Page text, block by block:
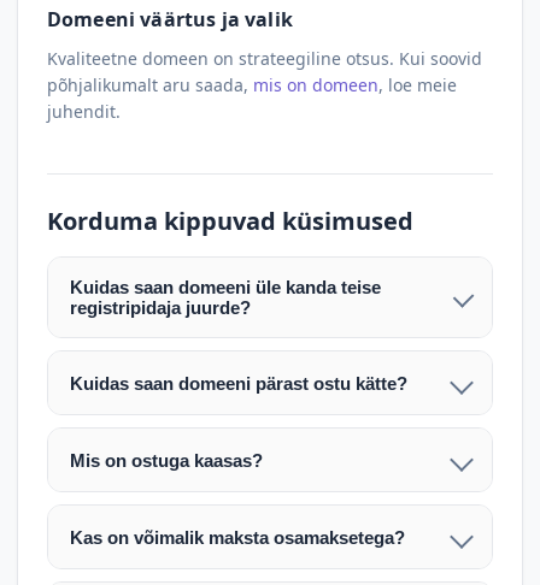
Domeeni väärtus ja valik
Kvaliteetne domeen on strateegiline otsus. Kui soovid
põhjalikumalt aru saada, mis on domeen, loe meie
juhendit.
Korduma kippuvad küsimused
Kuidas saan domeeni üle kanda teise
registripidaja juurde?
Pärast makse laekumist edastame teile domeeni
AUTH (EPP) koodi. Selle abil saate domeeni üle
Domeeni ülekandmine toimub registripidajate
tööpäeva. Täpsemad juhised saadetakse teile e-
posti teel pärast tehingu kinnitamist.
Kuidas saan domeeni pärast ostu kätte?
Pärast ostu vormistamist väljastame arve.
Maksekinnituse järel edastame teile domeeni
enda valitud registripidaja juurde.
Mis on ostuga kaasas?
Ostuga kaasas on domeeninime omandiõigus.
Veebimajutust ja e-posti teenuseid tuleb tellida
Kas on võimalik maksta osamaksetega?